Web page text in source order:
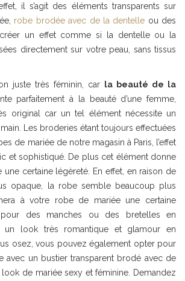
il s’agit des éléments transparents sur
robe brodée avec de la dentelle ou des
un effet comme si la dentelle ou la
directement sur votre peau, sans tissus
juste très féminin, car la beauté de la
parfaitement à la beauté d’une femme,
original car un tel élément nécessite un
Les broderies étant toujours effectuées
de mariée de notre magasin à Paris, l’effet
et sophistiqué. De plus cet élément donne
certaine légèreté. En effet, en raison de
opaque, la robe semble beaucoup plus
à votre robe de mariée une certaine
pour des manches ou des bretelles en
un look très romantique et glamour en
osez, vous pouvez également opter pour
avec un bustier transparent brodé avec de
de mariée sexy et féminine. Demandez